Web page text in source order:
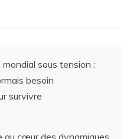
sous tension :
besoin
survivre